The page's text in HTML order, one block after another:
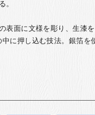
。
面に文様を彫り、生漆を
中に押し込む技法。銀箔を